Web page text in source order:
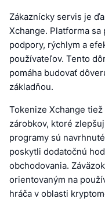
Zákaznícky servis je
Xchange. Platforma
podpory, rýchlym a
používateľov. Tento
pomáha budovať
základňou.
Tokenize Xchange
zárobkov, ktoré
programy sú
poskytli dodatočnú
obchodovania.
orientovaným na
hráča v oblasti